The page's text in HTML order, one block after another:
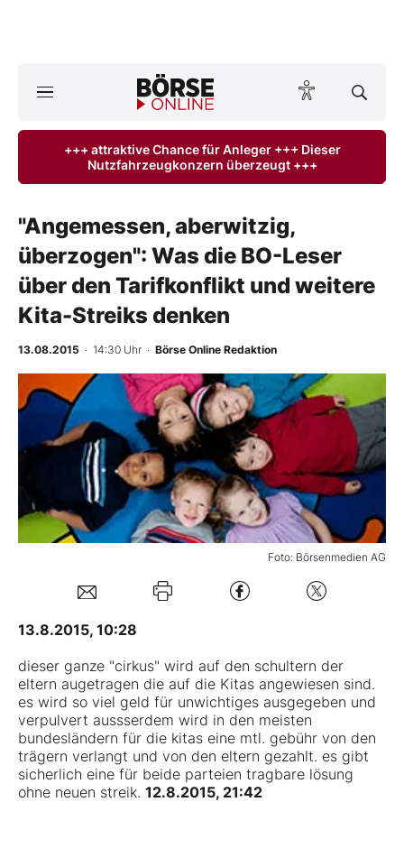
ktuelle Ausgabe BÖRSE ONLINE lesen
Finanz-Check
Abo & Shop
BO-Musterdepots
Experten
Mein B:O
Mein Konto
Kontakt
+++ attraktive Chance für Anleger +++ Dieser
Nutzfahrzeugkonzern überzeugt +++
"Angemessen, aberwitzig,
überzogen": Was die BO-Leser
über den Tarifkonflikt und weitere
Kita-Streiks denken
13.08.2015 · 14:30 Uhr · Börse Online Redaktion
Foto: Börsenmedien AG
13.8.2015, 10:28
dieser ganze "cirkus" wird auf den schultern der
eltern augetragen die auf die Kitas angewiesen sind.
es wird so viel geld für unwichtiges ausgegeben und
verpulvert aussserdem wird in den meisten
bundesländern für die kitas eine mtl. gebühr von den
trägern verlangt und von den eltern gezahlt. es gibt
sicherlich eine für beide parteien tragbare lösung
ohne neuen streik. 12.8.2015, 21:42